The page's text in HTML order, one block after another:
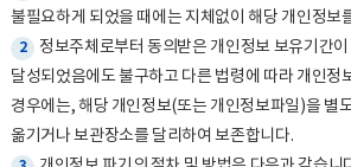
정정·삭제,처리정지
불필요하게 되었을 때에는 지체없이 해당 개인정보
2
정보주체로부터 동의받은 개인정보 보유기간이
달성되었음에도 불구하고 다른 법령에 따라 개인정
경우에는, 해당 개인정보(또는 개인정보파일)을 별
옮기거나 보관장소를 달리하여 보존합니다.